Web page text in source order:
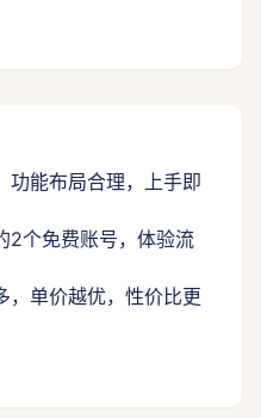
功能布局合理，上手即
2个免费账号，体验流
单价越优，性价比更